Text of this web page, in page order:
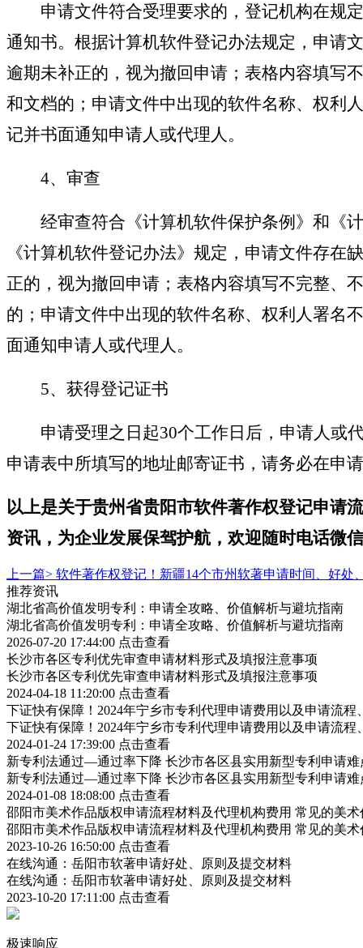
申请文件符合受理要求的，登记机构在规定
通知书。根据计算机软件登记办法规定，申请
逾期未补正的，视为撤回申请；表格内容填写
和文档的；申请文件中出现的软件名称、权利
记并书面通知申请人或代理人。
4、审查
经审查符合《计算机软件保护条例》和《计
《计算机软件登记办法》规定，申请文件存
正的，视为撤回申请；表格内容填写不完整、
的；申请文件中出现的软件名称、权利人署名
面通知申请人或代理人。
5、获得登记证书
申请受理之日起30个工作日后，申请人或
申请表中所填写的地址邮寄证书，请务必在申
以上是关于贵州省贵阳市软件著作权登记申请
资讯，为企业发展保驾护航，欢迎随时电话微
上一篇> 软件著作权登记！新疆14个市州软著申请时间、好处
推荐资讯
湖北省高价值发明专利：申请全攻略、价值解析与避坑指南
湖北省高价值发明专利：申请全攻略、价值解析与避坑指南
2026-07-20 17:44:00 点击查看
长沙市各区专利优先审查申请材料形式及填报注意事项
长沙市各区专利优先审查申请材料形式及填报注意事项
2024-04-18 11:20:00 点击查看
下证快有保障！2024年宁乡市专利代理申请费用以及申请流程
下证快有保障！2024年宁乡市专利代理申请费用以及申请流程
2024-01-24 17:39:00 点击查看
新专利法通过—通过率下降 长沙市各区县实用新型专利申请
新专利法通过—通过率下降 长沙市各区县实用新型专利申请
2024-01-08 18:08:00 点击查看
邵阳市美术作品版权申请流程材料及代理机构费用 常见的美
邵阳市美术作品版权申请流程材料及代理机构费用 常见的美
2023-10-26 16:50:00 点击查看
在线沟通：岳阳市软著申请好处、原则及提交材料
在线沟通：岳阳市软著申请好处、原则及提交材料
2023-10-20 17:11:00 点击查看
极速响应